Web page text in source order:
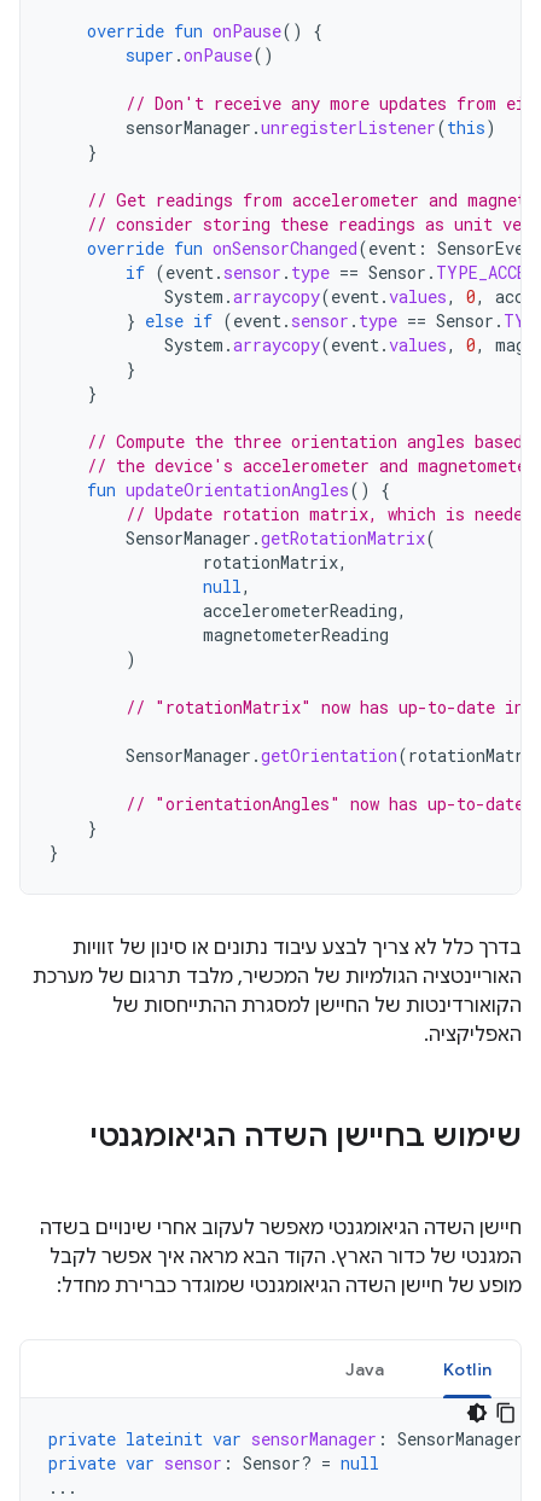
override fun onPause()
{
super .onPause()
// Don't receive any more updates from
sensorManager .unregisterListener(this)
}
// Get readings from accelerometer and
// consider storing these readings as unit
override fun onSensorChanged(event :
if (event. sensor . type == Sensor .
System .arraycopy(event.values, 0,
} else if (event. sensor . type == Sensor .
System .arraycopy(event.values, 0,
}
}
// Compute the three orientation angles based
// the device's accelerometer and
fun updateOrientationAngles()
{
// Update rotation matrix, which is
SensorManager .getRotationMatrix(
rotationMatrix,
null,
accelerometerReading,
magnetometerReading
)
// "rotationMatrix" now has up-to-date
SensorManager .getOrientation(
// "orientationAngles" now has up-to-date
}
}
בדרך כלל לא צריך לבצע עיבוד נתונים או סינון של זוויות
האוריינטציה הגולמיות של המכשיר, מלבד תרגום של מערכת
הקואורדינטות של החיישן למסגרת ההתייחסות של
האפליקציה.
שימוש בחיישן השדה הגיאומגנטי
חיישן השדה הגיאומגנטי מאפשר לעקוב אחרי שינויים בשדה
המגנטי של כדור הארץ. הקוד הבא מראה איך אפשר לקבל
מופע של חיישן השדה הגיאומגנטי שמוגדר כברירת מחדל:
Kotlin
Java
private lateinit var sensorManager : SensorManager
private var sensor : Sensor? = null
...